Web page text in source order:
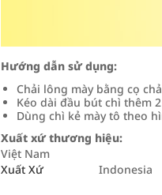
Hướng dẫn sử dụng:
Chải lông mày bằng cọ
Kéo dài đầu bút chì thêm
Dùng chì kẻ mày tô theo
Xuất xứ thương hiệu:
Việt Nam
Xuất Xứ
Indonesia